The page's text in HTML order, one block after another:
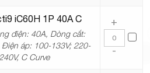
iC60H 1P 40A C
điện: 40A, Dòng cắt:
áp: 100-133V; 220-
240V, C Curve
+
-